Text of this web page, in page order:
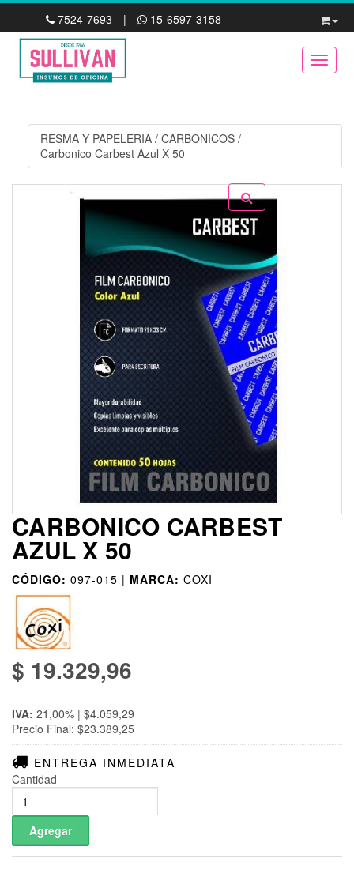
7524-7693 | 15-6597-3158
RESMA Y PAPELERIA / CARBONICOS /
Carbonico Carbest Azul X 50
CARBONICO CARBEST
AZUL X 50
CÓDIGO: 097-015 | MARCA: COXI
$ 19.329,96
IVA: 21,00% | $4.059,29
Precio Final: $23.389,25
ENTREGA INMEDIATA
Cantidad